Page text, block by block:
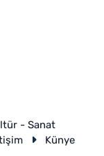
- Sanat
Künye